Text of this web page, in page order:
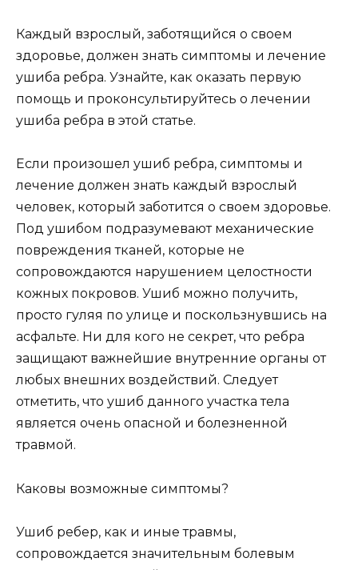
Каждый взрослый, заботящийся о своем
здоровье, должен знать симптомы и лечение
ушиба ребра. Узнайте, как оказать первую
помощь и проконсультируйтесь о лечении
ушиба ребра в этой статье.
Если произошел ушиб ребра, симптомы и
лечение должен знать каждый взрослый
человек, который заботится о своем здоровье.
Под ушибом подразумевают механические
повреждения тканей, которые не
сопровождаются нарушением целостности
кожных покровов. Ушиб можно получить,
просто гуляя по улице и поскользнувшись на
асфальте. Ни для кого не секрет, что ребра
защищают важнейшие внутренние органы от
любых внешних воздействий. Следует
отметить, что ушиб данного участка тела
является очень опасной и болезненной
травмой.
Каковы возможные симптомы?
Ушиб ребер, как и иные травмы,
сопровождается значительным болевым